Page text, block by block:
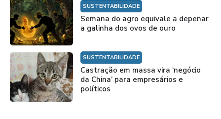
SUSTENTABILIDADE
Semana do agro equivale a depenar
a galinha dos ovos de ouro
SUSTENTABILIDADE
Castração em massa vira ‘negócio
da China’ para empresários e
políticos